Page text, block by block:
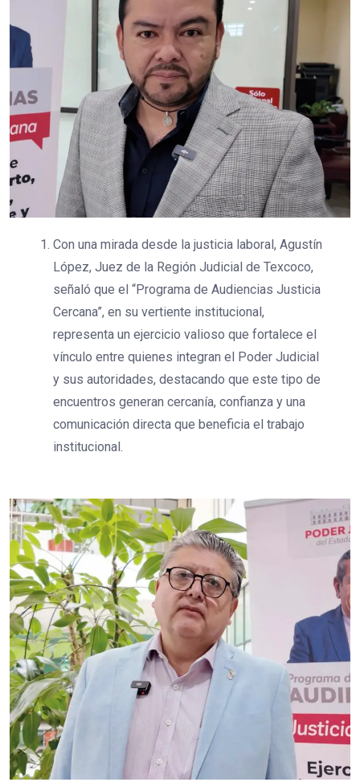
Con una mirada desde la justicia laboral, Agustín
López, Juez de la Región Judicial de Texcoco,
señaló que el “Programa de Audiencias Justicia
Cercana”, en su vertiente institucional,
representa un ejercicio valioso que fortalece el
vínculo entre quienes integran el Poder Judicial
y sus autoridades, destacando que este tipo de
encuentros generan cercanía, confianza y una
comunicación directa que beneficia el trabajo
institucional.